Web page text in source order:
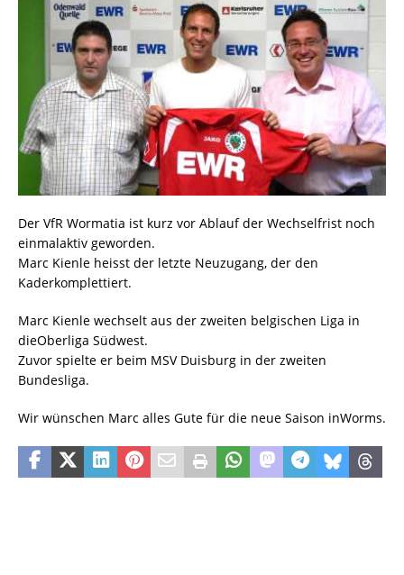
Der VfR Wormatia ist kurz vor Ablauf der Wechselfrist noch
einmalaktiv geworden.
Marc Kienle heisst der letzte Neuzugang, der den
Kaderkomplettiert.
Marc Kienle wechselt aus der zweiten belgischen Liga in
dieOberliga Südwest.
Zuvor spielte er beim MSV Duisburg in der zweiten
Bundesliga.
Wir wünschen Marc alles Gute für die neue Saison inWorms.